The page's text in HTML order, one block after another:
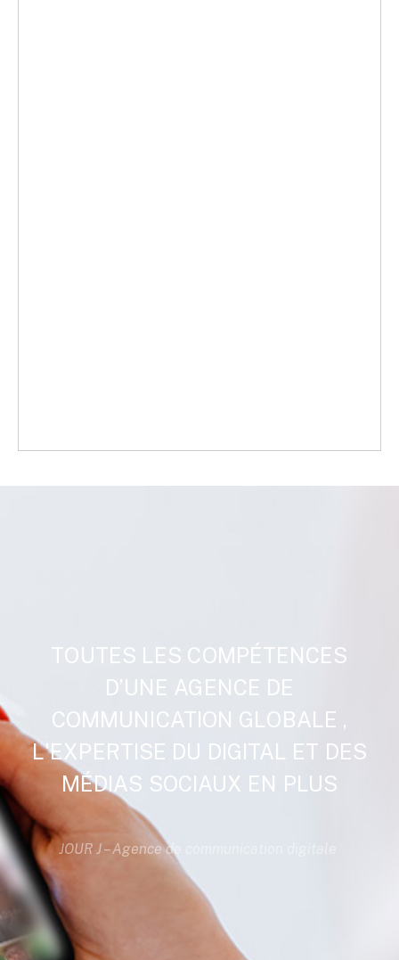
TOUTES LES COMPÉTENCES
D’UNE AGENCE DE
COMMUNICATION GLOBALE ,
L'EXPERTISE DU DIGITAL ET DES
MÉDIAS SOCIAUX EN PLUS
JOUR J – Agence de communication digitale